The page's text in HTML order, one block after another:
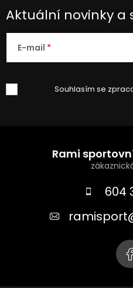
Aktuální novinky a
E-mail
Souhlasím se
Rami
604
ramisport